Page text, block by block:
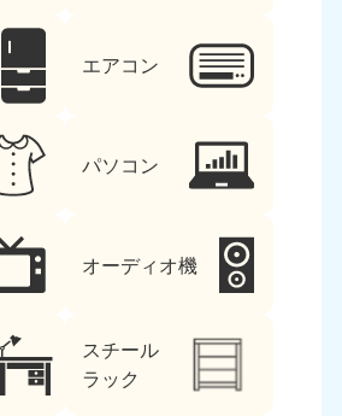
エアコン
パソコン
オーディオ機
スチール
ラック